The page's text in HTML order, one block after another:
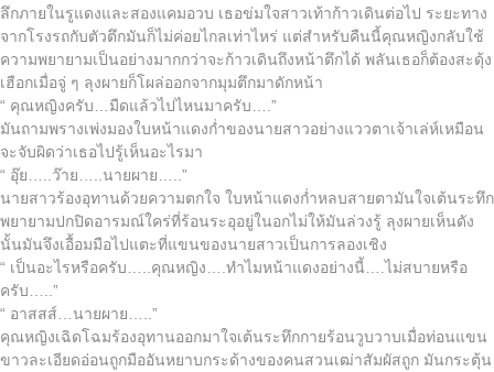
ลึกภายในรูแดงและสองแคมอวบ เธอข่มใจสาวเท้าก้าวเดินต่อไป ระยะทาง
จากโรงรถกับตัวตึกมันก็ไม่ค่อยไกลเท่าไหร่ แต่สำหรับคืนนี้คุณหญิงกลับใช้
ความพยายามเป็นอย่างมากกว่าจะก้าวเดินถึงหน้าตึกได้ พลันเธอก็ต้องสะดุ้ง
เฮือกเมื่อจู่ ๆ ลุงผายก็โผล่ออกจากมุมตึกมาดักหน้า
“ คุณหญิงครับ…มืดแล้วไปไหนมาครับ….”
มันถามพรางเพ่งมองใบหน้าแดงก่ำของนายสาวอย่างแววตาเจ้าเล่ห์เหมือน
จะจับผิดว่าเธอไปรู้เห็นอะไรมา
“ อุ๊ย…..ว๊าย…..นายผาย…..”
นายสาวร้องอุทานด้วยความตกใจ ใบหน้าแดงก่ำหลบสายตามันใจเต้นระทึก
พยายามปกปิดอารมณ์ใคร่ที่ร้อนระอุอยู่ในอกไม่ให้มันล่วงรู้ ลุงผายเห็นดัง
นั้นมันจึงเอื้อมมือไปแตะที่แขนของนายสาวเป็นการลองเชิง
“ เป็นอะไรหรือครับ…..คุณหญิง….ทำไมหน้าแดงอย่างนี้….ไม่สบายหรือ
ครับ…..”
“ อาสสส์…นายผาย…..”
คุณหญิงเฉิดโฉมร้องอุทานออกมาใจเต้นระทึกกายร้อนวูบวาบเมื่อท่อนแขน
ขาวละเอียดอ่อนถูกมืออันหยาบกระด้างของคนสวนเฒ่าสัมผัสถูก มันกระตุ้น